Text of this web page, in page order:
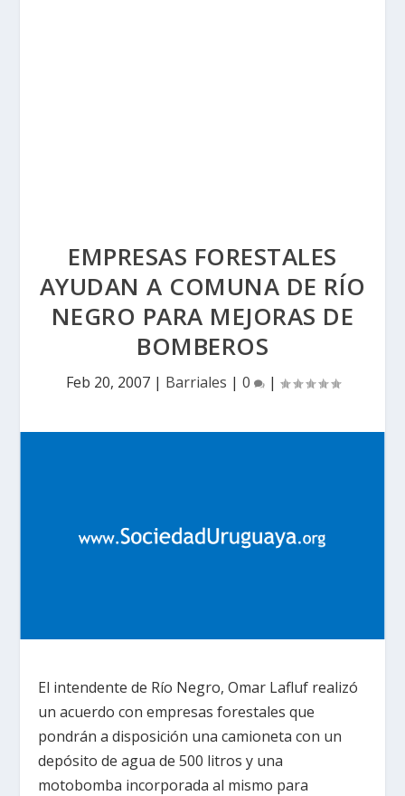
EMPRESAS FORESTALES
AYUDAN A COMUNA DE RÍO
NEGRO PARA MEJORAS DE
BOMBEROS
Feb 20, 2007| Barriales | 0 |
El intendente de Río Negro, Omar Lafluf realizó
un acuerdo con empresas forestales que
pondrán a disposición una camioneta con un
depósito de agua de500 litros y una
motobomba incorporada al mismo para